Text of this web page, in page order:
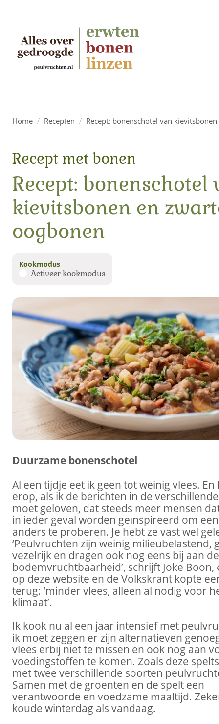
Home / Recepten / Recept: bonenschotel van
Kookmodus
Activeer kookmodus
Recept: bonenschotel
kievitsbonen en
oogbonen
Recept met bonen
Duurzame bonenschotel
Al een tijdje eet ik geen tot weinig vlees. En
erop, als ik de berichten in de
moet geloven, dat steeds meer mensen
in ieder geval worden geïnspireerd om
anders te proberen. Je hebt ze vast wel
‘Peulvruchten zijn weinig milieubelastend,
vezelrijk en dragen ook nog eens bij aan de
bodemvruchtbaarheid’, schrijft Joke Boon,
op deze website en de Volkskrant kopte
terug: ‘minder vlees, alleen al nodig voor
klimaat’.
Ik kook nu al een jaar intensief met
ik moet zeggen er zijn alternatieven
vlees erbij niet te missen en ook nog aan
voedingstoffen te komen. Zoals deze
met twee verschillende soorten
Samen met de groenten en de spelt een
verantwoorde en voedzame maaltijd.
koude winterdag als vandaag.